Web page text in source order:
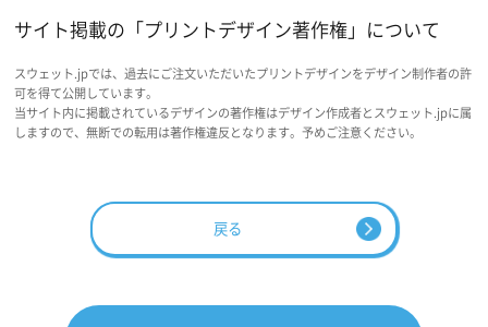
サイト掲載の「プリントデザイン著作権」について
スウェット.jpでは、過去にご注文いただいたプリントデザインをデザイン制作者の許
可を得て公開しています。
当サイト内に掲載されているデザインの著作権はデザイン作成者とスウェット.jpに属
しますので、無断での転用は著作権違反となります。予めご注意ください。
戻る